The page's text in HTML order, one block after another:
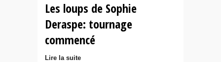
Les loups de Sophie
Deraspe: tournage
commencé
Lire la suite